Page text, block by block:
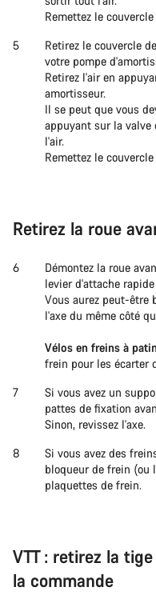
Remettez le
Retirez le couvercle
votre pompe
Retirez l'air en
amortisseur.
Il se peut que vous
appuyant sur la
l'air.
Remettez le
Retirez la roue
Démontez la roue
levier d'attache
Vous aurez peut-être
l'axe du même côté
Vélos en freins à
frein pour les écarter
Si vous avez un
pattes de fixation
Sinon, revissez l'axe.
Si vous avez des
bloqueur de frein (ou
plaquettes de frein.
VTT : retirez la
la commande